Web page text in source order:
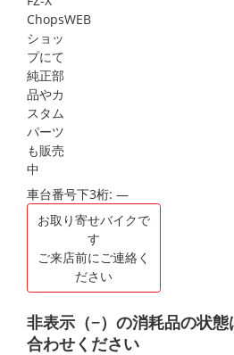
車台番号下3桁: ―
お取り寄せバイクで
す
ご来店前にご連絡く
ださい
非表示（−）の消耗品の状
合わせください